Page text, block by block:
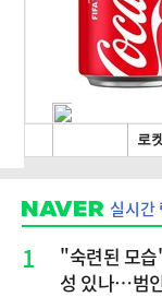
실시간
1
"숙련된 모
성 있나…범